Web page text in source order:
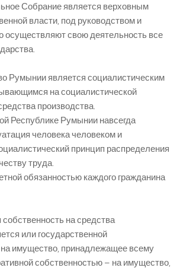
Собрание является верховным
власти, под руководством и
осуществляют свою деятельность все
Румынии является социалистическим
на социалистической
производства.
Республике Румынии навсегда
человека человеком и
принцип распределения
труда.
обязанностью каждого гражданина
на средства
или государственной
имущество, принадлежащее всему
собственностью – на имущество,